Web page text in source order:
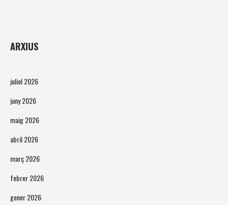
ARXIUS
juliol 2026
juny 2026
maig 2026
abril 2026
març 2026
febrer 2026
gener 2026